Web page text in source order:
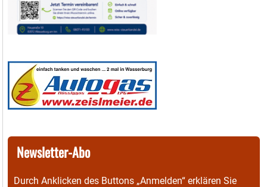
Newsletter-Abo
Durch Anklicken des Buttons „Anmelden“ erklären Sie